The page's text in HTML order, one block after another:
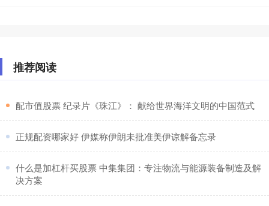
推荐阅读
​配市值股票 纪录片《珠江》： 献给世界海洋文明的中国范式
​正规配资哪家好 伊媒称伊朗未批准美伊谅解备忘录
​什么是加杠杆买股票 中集集团：专注物流与能源装备制造及解
决方案